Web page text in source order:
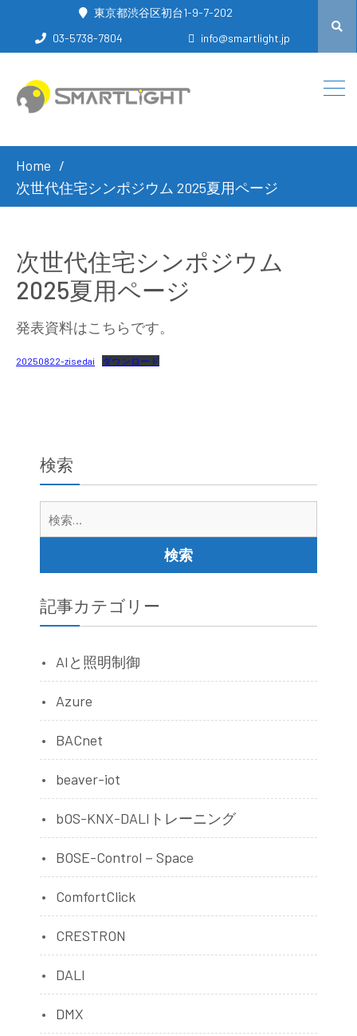
東京都渋谷区初台1-9-7-202
03-5738-7804
info@smartlight.jp
Home
次世代住宅シンポジウム 2025夏用ページ
次世代住宅シンポジウム
2025夏用ページ
発表資料はこちらです。
20250822-zisedai ダウンロード
検索
記事カテゴリー
AIと照明制御
Azure
BACnet
beaver-iot
bOS-KNX-DALIトレーニング
BOSE-Control－Space
ComfortClick
CRESTRON
DALI
DMX